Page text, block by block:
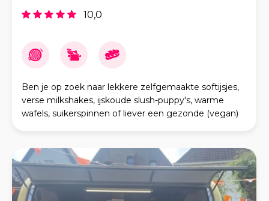
10,0
Ben je op zoek naar lekkere zelfgemaakte softijsjes,
verse milkshakes, ijskoude slush-puppy's, warme
wafels, suikerspinnen of liever een gezonde (vegan)